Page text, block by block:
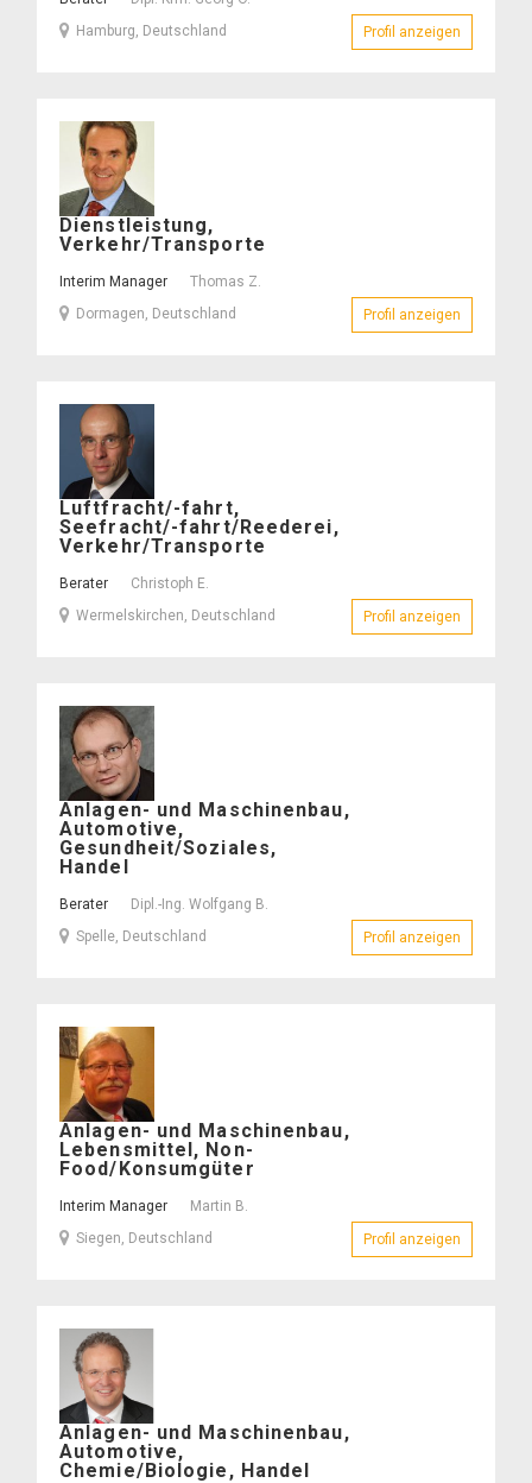
–
Hamburg, Deutschland
Profil anzeigen
Thomas
Z.
Dienstleistung,
Verkehr/Transporte
Interim Manager
Thomas Z.
Dormagen, Deutschland
Profil anzeigen
Christoph
E.
–
Luftfracht/-fahrt,
Seefracht/-fahrt/Reederei,
Verkehr/Transporte
Berater
Christoph E.
Wermelskirchen, Deutschland
Profil anzeigen
Dipl.-
Ing.
Wolfgang
B.
Anlagen- und Maschinenbau,
Automotive,
Gesundheit/Soziales,
Handel
Berater
Dipl.-Ing. Wolfgang B.
Spelle, Deutschland
Profil anzeigen
Martin
B.
–
Anlagen- und Maschinenbau,
Lebensmittel, Non-
Food/Konsumgüter
Interim Manager
Martin B.
Siegen, Deutschland
Profil anzeigen
Kurt
Bührmann
–
Anlagen- und Maschinenbau,
Automotive,
Chemie/Biologie, Handel